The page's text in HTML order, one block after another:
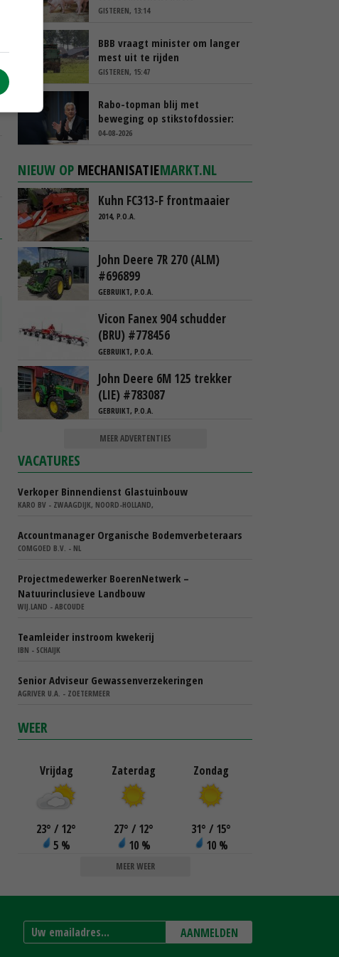
GISTEREN, 13:14
BBB vraagt minister om langer
mest uit te rijden
GISTEREN, 15:47
Rabo-topman blij met
beweging op stikstofdossier:
‘Verdienmodel van boeren blijft
04-08-2026
NIEUW OP MECHANISATIEMARKT.NL
Kuhn FC313-F frontmaaier
2014, P.O.A.
John Deere 7R 270 (ALM)
#696899
GEBRUIKT, P.O.A.
Vicon Fanex 904 schudder
(BRU) #778456
GEBRUIKT, P.O.A.
John Deere 6M 125 trekker
(LIE) #783087
GEBRUIKT, P.O.A.
MEER ADVERTENTIES
VACATURES
Verkoper Binnendienst Glastuinbouw
KARO BV - ZWAAGDIJK, NOORD-HOLLAND,
Accountmanager Organische Bodemverbeteraars
COMGOED B.V. - NL
Projectmedewerker BoerenNetwerk –
Natuurinclusieve Landbouw
WIJ.LAND - ABCOUDE
Teamleider instroom kwekerij
IBN - SCHAIJK
Senior Adviseur Gewassenverzekeringen
AGRIVER U.A. - ZOETERMEER
WEER
Vrijdag
23° / 12°
5 %
Zaterdag
27° / 12°
10 %
Zondag
31° / 15°
10 %
MEER WEER
AANMELDEN